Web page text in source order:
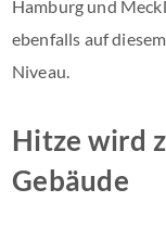
Hamburg und
ebenfalls auf
Niveau.
Hitze wird
Gebäude